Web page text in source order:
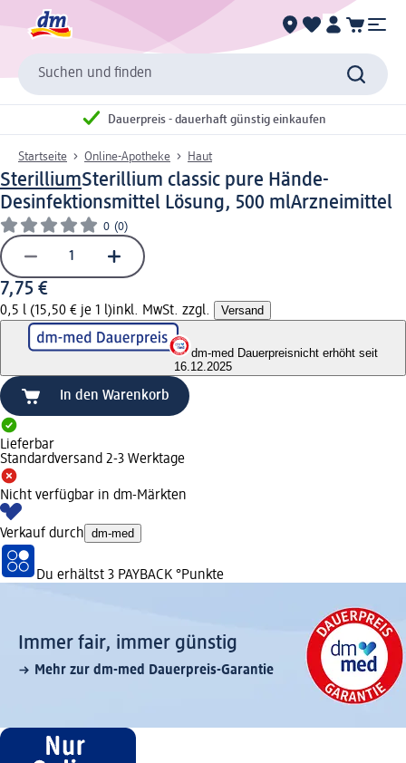
Suchen und finden
Dauerpreis - dauerhaft günstig einkaufen
Startseite Online-Apotheke Haut
SterilliumSterillium classic pure Hände-
Desinfektionsmittel Lösung, 500 mlArzneimittel
0 (0)
7,75 €
0,5 l (15,50 € je 1 l)inkl. MwSt. zzgl. Versand
dm-med Dauerpreisnicht erhöht seit
16.12.2025
In den Warenkorb
Lieferbar
Standardversand 2-3 Werktage
Nicht verfügbar in dm-Märkten
Verkauf durch dm-med
Du erhältst 3 PAYBACK °Punkte
Immer fair,­ immer günstig
Mehr zur dm-med Dauerpreis-Garantie